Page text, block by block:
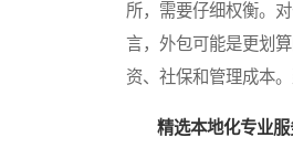
所，需要仔细权衡。
言，外包可能是更划
资、社保和管理成本
精选本地化专业